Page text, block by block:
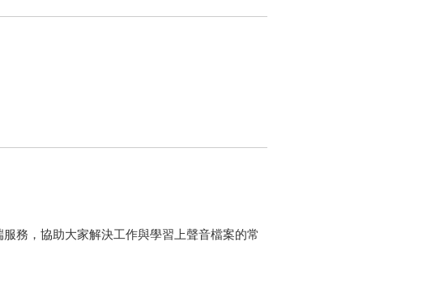
務，協助大家解決工作與學習上聲音檔案的常